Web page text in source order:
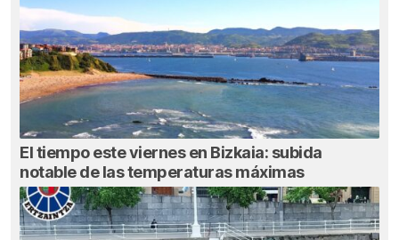
El tiempo este viernes en Bizkaia: subida
notable de las temperaturas máximas